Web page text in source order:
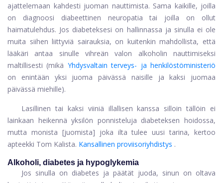
ajattelemaan kahdesti juoman nauttimista. Sama kaikille, joilla
on diagnoosi diabeettinen neuropatia tai joilla on ollut
haimatulehdus. Jos diabeteksesi on hallinnassa ja sinulla ei ole
muita siihen liittyviä sairauksia, on kuitenkin mahdollista, että
lääkäri antaa sinulle vihreän valon alkoholin nauttimiseksi
maltillisesti (mikä Yhdysvaltain terveys- ja henkilöstöministeriö
on enintään yksi juoma päivässä naisille ja kaksi juomaa
päivässä miehille).
Lasillinen tai kaksi viiniä illallisen kanssa silloin tällöin ei
lainkaan heikennä yksilön ponnisteluja diabeteksen hoidossa,
mutta monista [juomista] joka ilta tulee uusi tarina, kertoo
apteekki Tom Kalista. Kansallinen proviisoriyhdistys .
Alkoholi, diabetes ja hypoglykemia
Jos sinulla on diabetes ja päätät juoda, sinun on oltava